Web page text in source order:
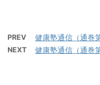
PREV 健康塾通信（通巻
NEXT 健康塾通信（通巻